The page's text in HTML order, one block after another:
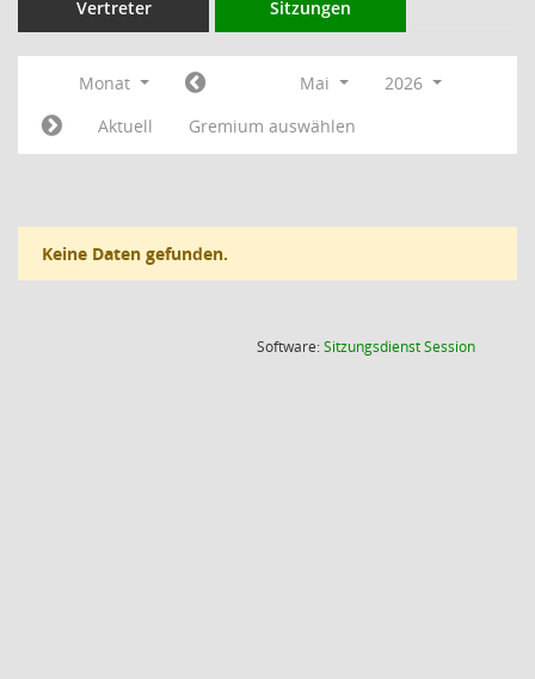
Vertreter Sitzungen
Monat Mai
2026
Aktuell
Gremium auswählen
Keine Daten gefunden.
Software:SitzungsdienstSession(Wird in